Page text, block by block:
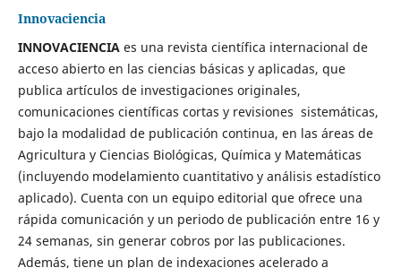
Innovaciencia
INNOVACIENCIAes una revista científica internacional de
acceso abierto en las ciencias básicas y aplicadas, que
publica artículos de investigaciones originales,
comunicaciones científicas cortas y revisiones sistemáticas,
bajo la modalidad de publicación continua, en las áreas de
Agricultura y Ciencias Biológicas, Química y Matemáticas
(incluyendo modelamiento cuantitativo y análisis estadístico
aplicado). Cuenta con un equipo editorial que ofrece una
rápida comunicación y un periodo de publicación entre 16 y
24 semanas, sin generar cobros por las publicaciones.
Además, tiene un plan de indexaciones acelerado a